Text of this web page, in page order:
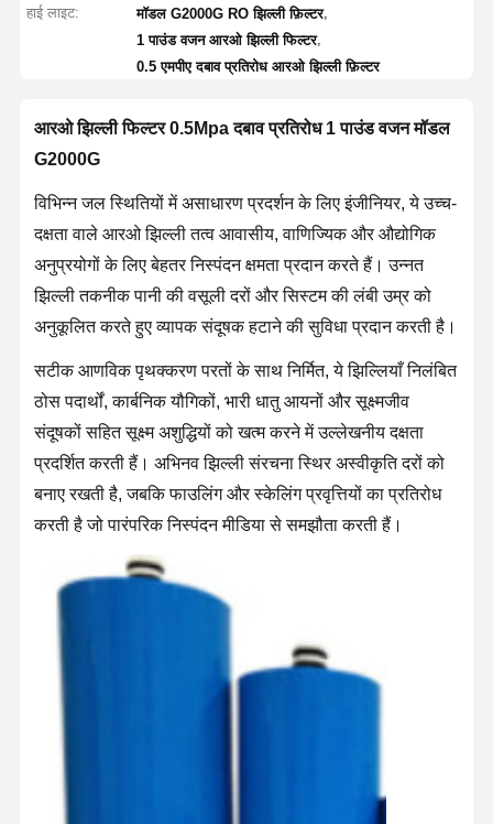
हाई लाइट:
मॉडल G2000G RO झिल्ली फ़िल्टर,
1 पाउंड वजन आरओ झिल्ली फिल्टर,
0.5 एमपीए दबाव प्रतिरोध आरओ झिल्ली फ़िल्टर
आरओ झिल्ली फिल्टर 0.5Mpa दबाव प्रतिरोध 1 पाउंड वजन मॉडल
G2000G
विभिन्न जल स्थितियों में असाधारण प्रदर्शन के लिए इंजीनियर, ये उच्च-
दक्षता वाले आरओ झिल्ली तत्व आवासीय, वाणिज्यिक और औद्योगिक
अनुप्रयोगों के लिए बेहतर निस्पंदन क्षमता प्रदान करते हैं। उन्नत
झिल्ली तकनीक पानी की वसूली दरों और सिस्टम की लंबी उम्र को
अनुकूलित करते हुए व्यापक संदूषक हटाने की सुविधा प्रदान करती है।
सटीक आणविक पृथक्करण परतों के साथ निर्मित, ये झिल्लियाँ निलंबित
ठोस पदार्थों, कार्बनिक यौगिकों, भारी धातु आयनों और सूक्ष्मजीव
संदूषकों सहित सूक्ष्म अशुद्धियों को खत्म करने में उल्लेखनीय दक्षता
प्रदर्शित करती हैं। अभिनव झिल्ली संरचना स्थिर अस्वीकृति दरों को
बनाए रखती है, जबकि फाउलिंग और स्केलिंग प्रवृत्तियों का प्रतिरोध
करती है जो पारंपरिक निस्पंदन मीडिया से समझौता करती हैं।